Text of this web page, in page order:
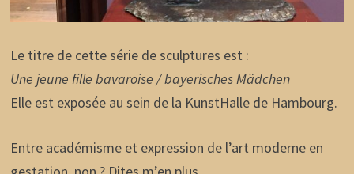
Le titre de cette série de sculptures est :
Une jeune fille bavaroise / bayerisches Mädchen
Elle est exposée au sein de la KunstHalle de Hambourg.
Entre académisme et expression de l’art moderne en